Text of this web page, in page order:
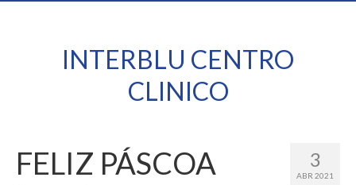
INTERBLU CENTRO
CLINICO
3
ABR 2021
FELIZ PÁSCOA